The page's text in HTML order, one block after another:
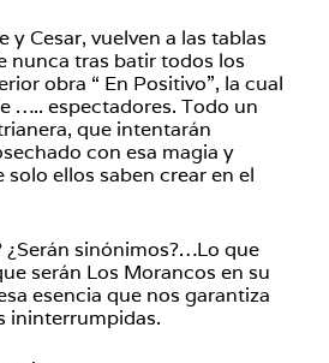
y Cesar, vuelven a las tablas
nunca tras batir todos los
obra “ En Positivo”, la cual
….. espectadores. Todo un
que intentarán
con esa magia y
ellos saben crear en el
¿Serán sinónimos?…Lo que
serán Los Morancos en su
esencia que nos garantiza
ininterrumpidas.